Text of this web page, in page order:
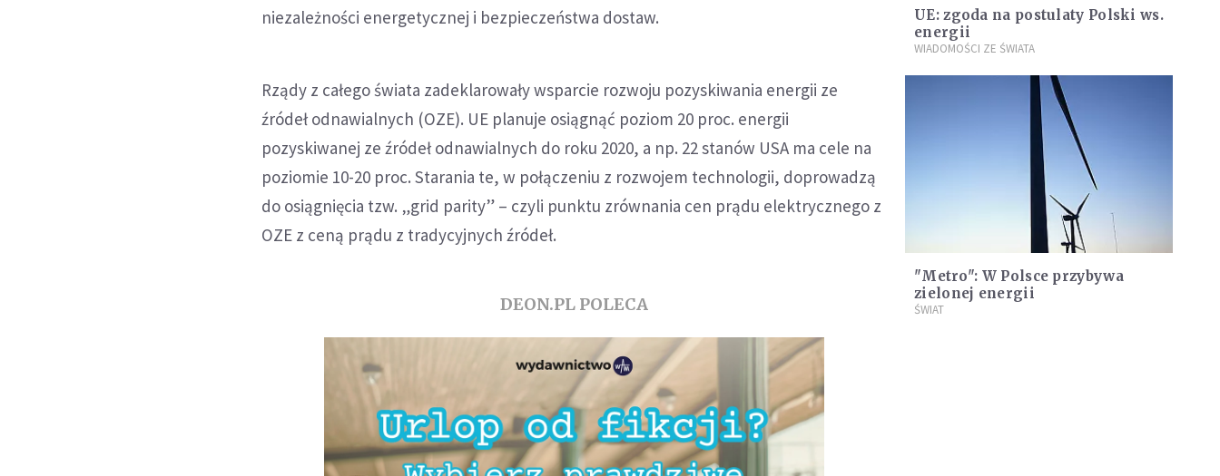
niezależności energetycznej i bezpieczeństwa dostaw.
Rządy z całego świata zadeklarowały wsparcie rozwoju pozyskiwania energii ze
źródeł odnawialnych (OZE). UE planuje osiągnąć poziom 20 proc. energii
pozyskiwanej ze źródeł odnawialnych do roku 2020, a np. 22 stanów USA ma cele na
poziomie 10-20 proc. Starania te, w połączeniu z rozwojem technologii, doprowadzą
do osiągnięcia tzw. „grid parity” – czyli punktu zrównania cen prądu elektrycznego z
OZE z ceną prądu z tradycyjnych źródeł.
DEON.PL POLECA
UE: zgoda na postulaty Polski ws.
energii
WIADOMOŚCI ZE ŚWIATA
"Metro": W Polsce przybywa
zielonej energii
ŚWIAT